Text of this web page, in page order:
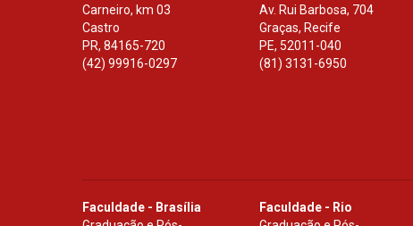
Carneiro, km 03
Castro
PR, 84165-720
(42) 99916-0297
Av. Rui Barbosa, 704
Graças, Recife
PE, 52011-040
(81) 3131-6950
Faculdade - Brasília
Faculdade - Rio